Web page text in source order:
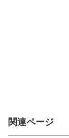
関連ページ